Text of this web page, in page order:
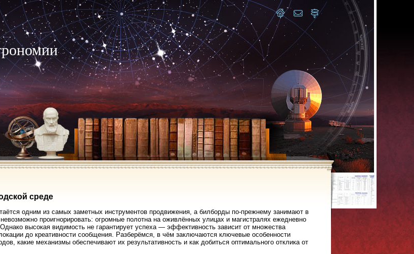
среде
одним из самых заметных инструментов продвижения, а билборды по-прежнему занимают в
проигнорировать: огромные полотна на оживлённых улицах и магистралях ежедневно
высокая видимость не гарантирует успеха — эффективность зависит от множества
до креативности сообщения. Разберёмся, в чём заключаются ключевые особенности
какие механизмы обеспечивают их результативность и как добиться оптимального отклика от